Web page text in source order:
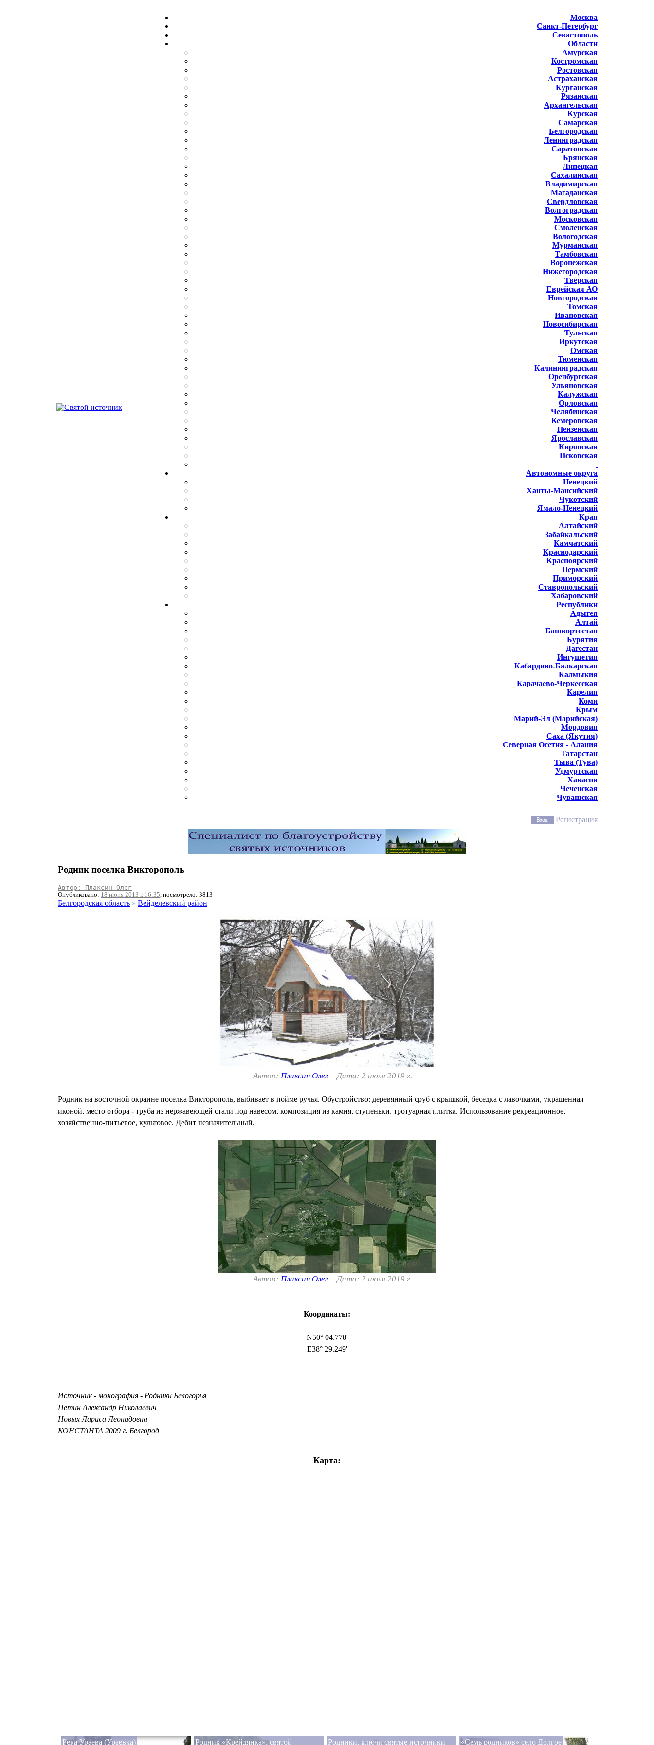
Москва
Санкт-Петербург
Севастополь
Области
Амурская
Костромская
Ростовская
Астраханская
Курганская
Рязанская
Архангельская
Курская
Самарская
Белгородская
Ленинградская
Саратовская
Брянская
Липецкая
Сахалинская
Владимирская
Магаданская
Свердловская
Волгоградская
Московская
Смоленская
Вологодская
Мурманская
Тамбовская
Воронежская
Нижегородская
Тверская
Еврейская АО
Новгородская
Томская
Ивановская
Новосибирская
Тульская
Иркутская
Омская
Тюменская
Калининградская
Оренбургская
Ульяновская
Калужская
Орловская
Челябинская
Кемеровская
Пензенская
Ярославская
Кировская
Псковская
Автономные округа
Ненецкий
Ханты-Мансийский
Чукотский
Ямало-Ненецкий
Края
Алтайский
Забайкальский
Камчатский
Краснодарский
Красноярский
Пермский
Приморский
Ставропольский
Хабаровский
Республики
Адыгея
Алтай
Башкортостан
Бурятия
Дагестан
Ингушетия
Кабардино-Балкарская
Калмыкия
Карачаево-Черкесская
Карелия
Коми
Крым
Марий-Эл (Марийская)
Мордовия
Саха (Якутия)
Северная Осетия - Алания
Татарстан
Тыва (Тува)
Удмуртская
Хакасия
Чеченская
Чувашская
Регистрация
Родник поселка Викторополь
Автор: Плаксин Олег
Опубликовано: 18 июня 2013 г. 16:35, посмотрело: 3813
Белгородская область » Вейделевский район
Автор: Плаксин Олег Дата: 2 июля 2019 г.
Родник на восточной окраине поселка Викторополь, выбивает в пойме ручья. Обустройство: деревянный сруб с крышкой, беседка с лавочками, украшенная
иконой, место отбора - труба из нержавеющей стали под навесом, композиция из камня, ступеньки, тротуарная плитка. Использование рекреационное,
хозяйственно-питьевое, культовое. Дебит незначительный.
Автор: Плаксин Олег Дата: 2 июля 2019 г.
Координаты:
N50° 04.778'
E38° 29.249'
Источник - монография - Родники Белогорья
Петин Александр Николаевич
Новых Лариса Леонидовна
КОНСТАНТА 2009 г. Белгород
Карта:
Река Ураева (Ураевка) Родник «Крейдянка», святой Родники, ключи святые источники «Семь родников» село Долгое